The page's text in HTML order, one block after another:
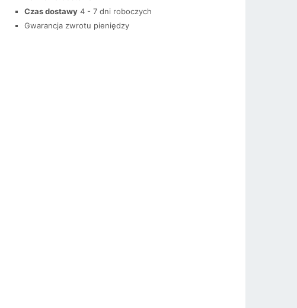
Czas dostawy 4 - 7 dni roboczych
Gwarancja zwrotu pieniędzy